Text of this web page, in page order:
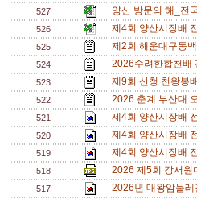
527 양산 방문의 해_전
526 제4회 양산시장배
525 제2회 해운대구동
524 2026수려한합천배
523 제9회 산청 천왕봉
522 2026 춘계 부산대
521 제4회 양산시장배
520 제4회 양산시장배
519 제4회 양산시장배
518 2026 제5회 강서
517 2026년 대왕암둘